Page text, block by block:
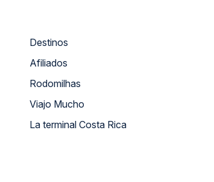
Destinos
Afiliados
Rodomilhas
Viajo Mucho
La terminal Costa Rica